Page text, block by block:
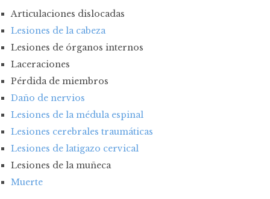
Articulaciones dislocadas
Lesiones de la cabeza
Lesiones de órganos internos
Laceraciones
Pérdida de miembros
Daño de nervios
Lesiones de la médula espinal
Lesiones cerebrales traumáticas
Lesiones de latigazo cervical
Lesiones de la muñeca
Muerte